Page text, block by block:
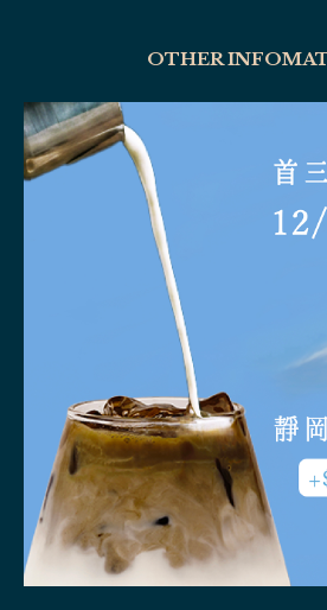
OTHER